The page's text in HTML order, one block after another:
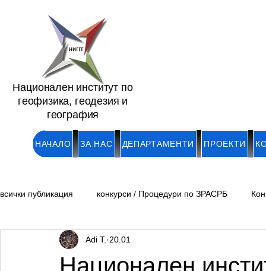
Национален институт по
геофизика, геодезия и
география
НАЧАЛО ЗА НАС ДЕПАРТАМЕНТИ ПРОЕКТИ
всички публикация конкурси / Процедури по ЗРАСРБ
Обяви/ Академични длъжности
Национален
Adi T. 20.01